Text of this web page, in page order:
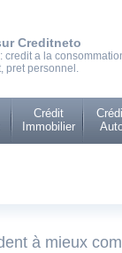
Creditneto
credit a la
pret personnel.
Crédit
Immobilier
à mieux